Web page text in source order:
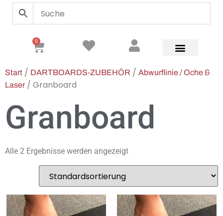
0
Start / DARTBOARDS-ZUBEHÖR / Abwurflinie / Oche &
Laser / Granboard
Granboard
Alle 2 Ergebnisse werden angezeigt